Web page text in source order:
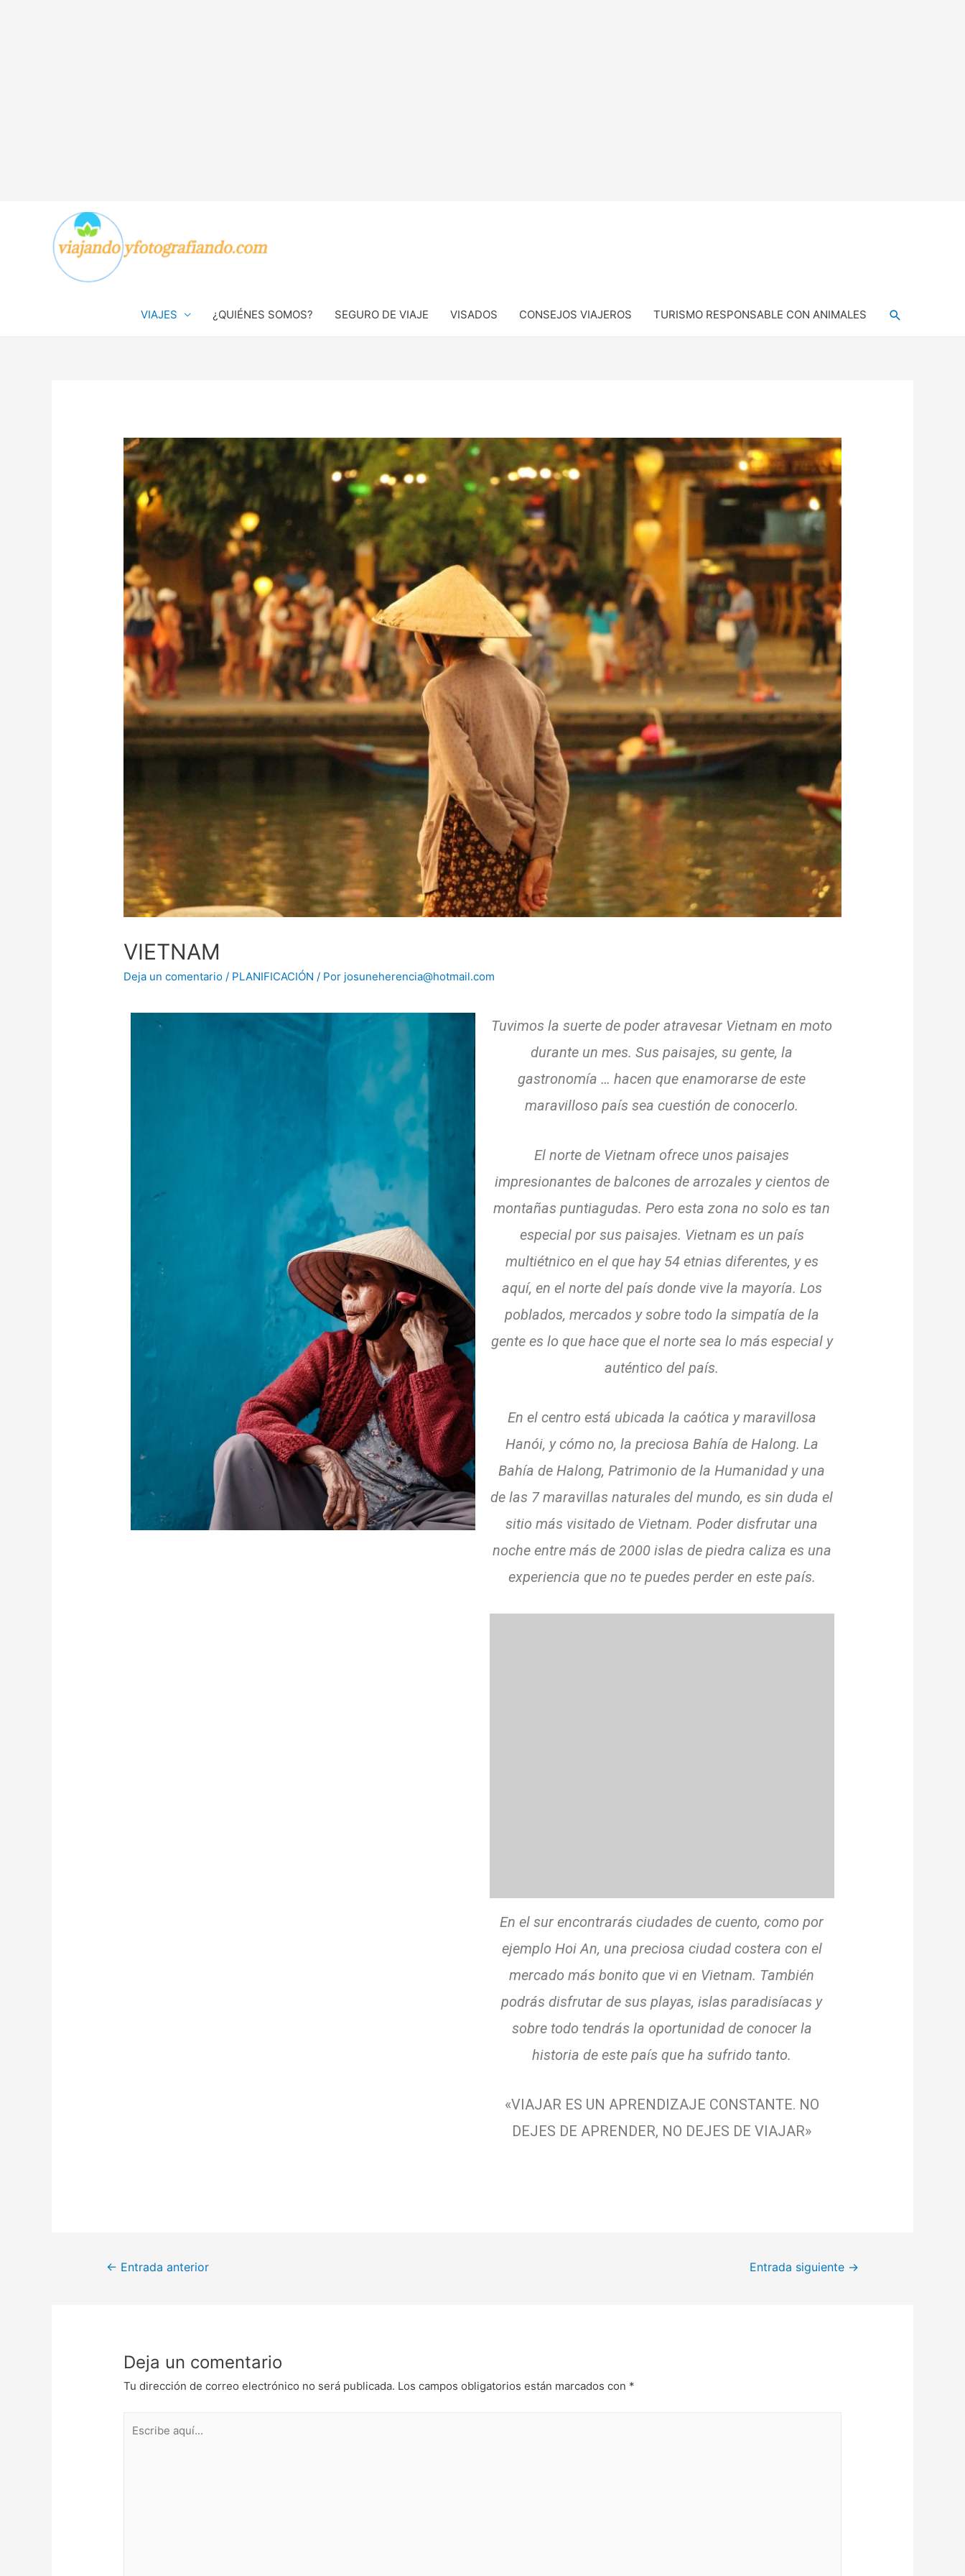
VIAJES ¿QUIÉNES SOMOS? SEGURO DE VIAJE VISADOS CONSEJOS VIAJEROS TURISMO RESPONSABLE CON ANIMALES
VIETNAM
Deja un comentario / PLANIFICACIÓN / Por josuneherencia@hotmail.com
Tuvimos la suerte de poder atravesar Vietnam en moto
durante un mes.Sus paisajes, su gente, la
gastronomía … hacen que enamorarse de este
maravilloso país sea cuestión de conocerlo.
El norte de Vietnam ofrece unos paisajes
impresionantes de balcones de arrozales y cientos de
montañas puntiagudas.Pero esta zona no solo es tan
especial por sus paisajes. Vietnam es un país
multiétnico en el que hay 54 etnias diferentes, y es
aquí, en el norte del país donde vive la mayoría. Los
poblados, mercados y sobre todo la simpatía de la
gente es lo que hace que el norte sea lo más especial y
auténtico del país.
En el centro está ubicada la caótica y maravillosa
Hanói, y cómo no, la preciosa Bahía de Halong. La
Bahía de Halong, Patrimonio de la Humanidad y una
de las 7 maravillas naturales del mundo, es sin duda el
sitio más visitado de Vietnam.Poder disfrutar una
noche entre más de 2000 islas de piedra caliza es una
experiencia que no te puedes perder en este país.
En el sur encontrarás ciudades de cuento, como por
ejemplo Hoi An, una preciosa ciudad costera con el
mercado más bonito que vi en Vietnam. También
podrás disfrutar de sus playas, islas paradisíacas y
sobre todo tendrás la oportunidad de conocer la
historia de este país que ha sufrido tanto.
«VIAJAR ES UN APRENDIZAJE CONSTANTE. NO
DEJES DE APRENDER, NO DEJES DE VIAJAR»
← Entrada anterior Entrada siguiente →
Deja un comentario
Tu dirección de correo electrónico no será publicada. Los campos obligatorios están marcados con *